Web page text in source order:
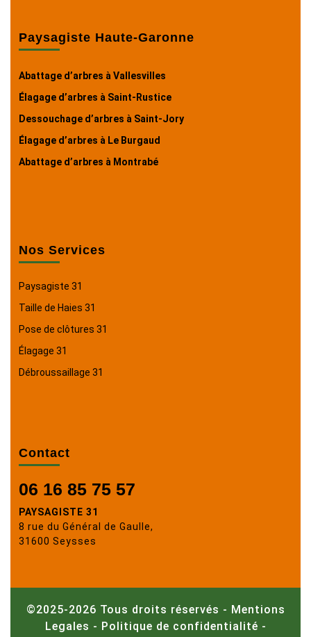
Paysagiste Haute-Garonne
Abattage d’arbres à Vallesvilles
Élagage d’arbres à Saint-Rustice
Dessouchage d’arbres à Saint-Jory
Élagage d’arbres à Le Burgaud
Abattage d’arbres à Montrabé
Nos Services
Paysagiste 31
Taille de Haies 31
Pose de clôtures 31
Élagage 31
Débroussaillage 31
Contact
06 16 85 75 57
PAYSAGISTE 31
8 rue du Général de Gaulle,
31600 Seysses
©2025-2026 Tous droits réservés - Mentions
Legales - Politique de confidentialité -